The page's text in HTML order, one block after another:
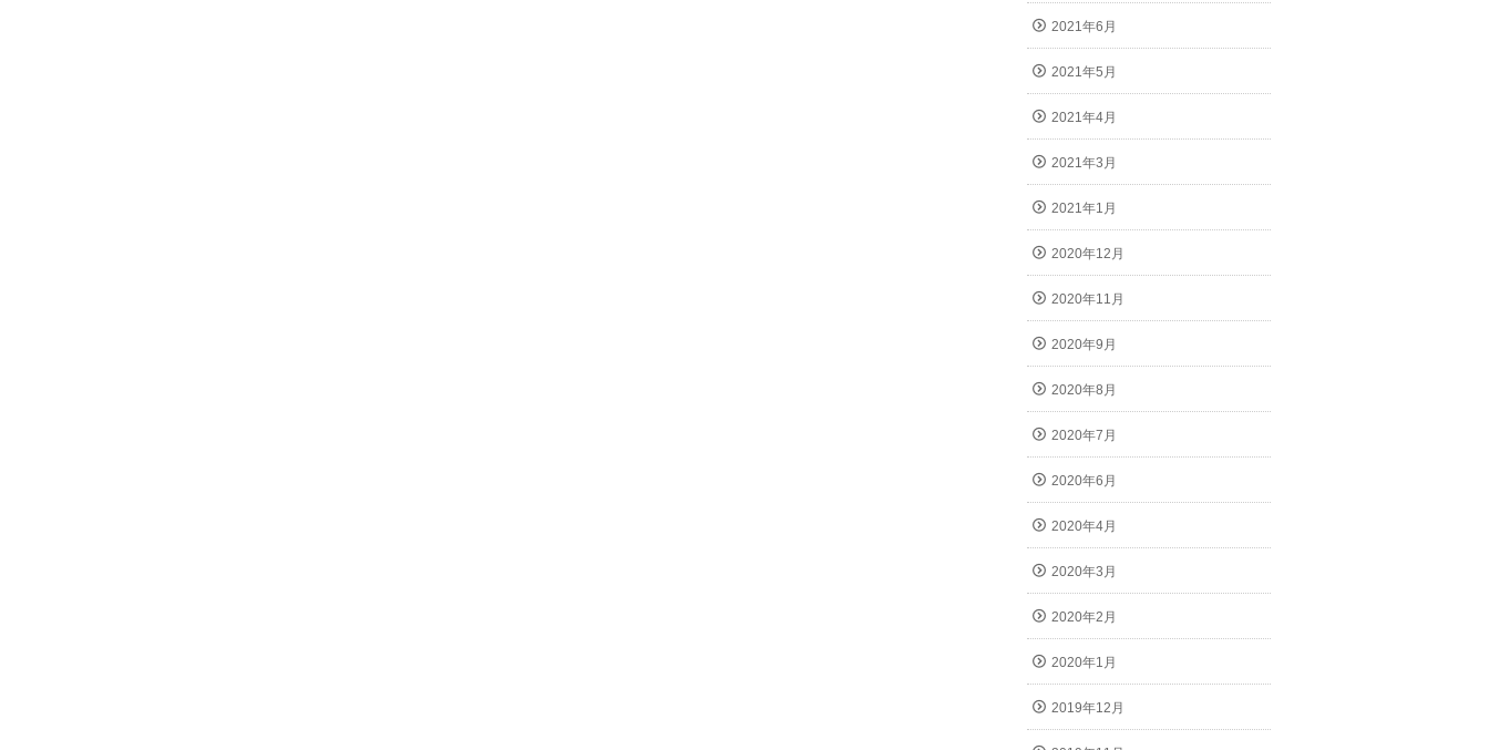
2021年6月
2021年5月
2021年4月
2021年3月
2021年1月
2020年12月
2020年11月
2020年9月
2020年8月
2020年7月
2020年6月
2020年4月
2020年3月
2020年2月
2020年1月
2019年12月